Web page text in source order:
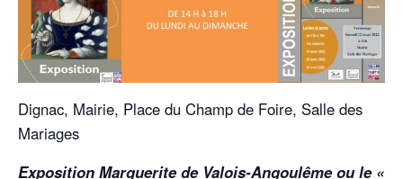
Dignac, Mairie, Place du Champ de Foire, Salle des
Mariages
Exposition Marguerite de Valois-Angoulême ou le «